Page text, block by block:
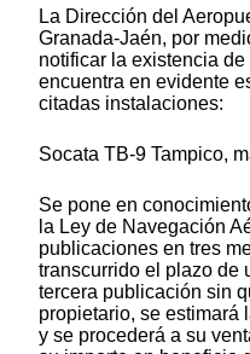
La Dirección del
Granada-Jaén, por
notificar la existencia
encuentra en evidente
citadas instalaciones:
Socata TB-9 Tampico,
Se pone en
la Ley de Navegación
publicaciones en tres
transcurrido el plazo de
tercera publicación sin
propietario, se estimará
y se procederá a su